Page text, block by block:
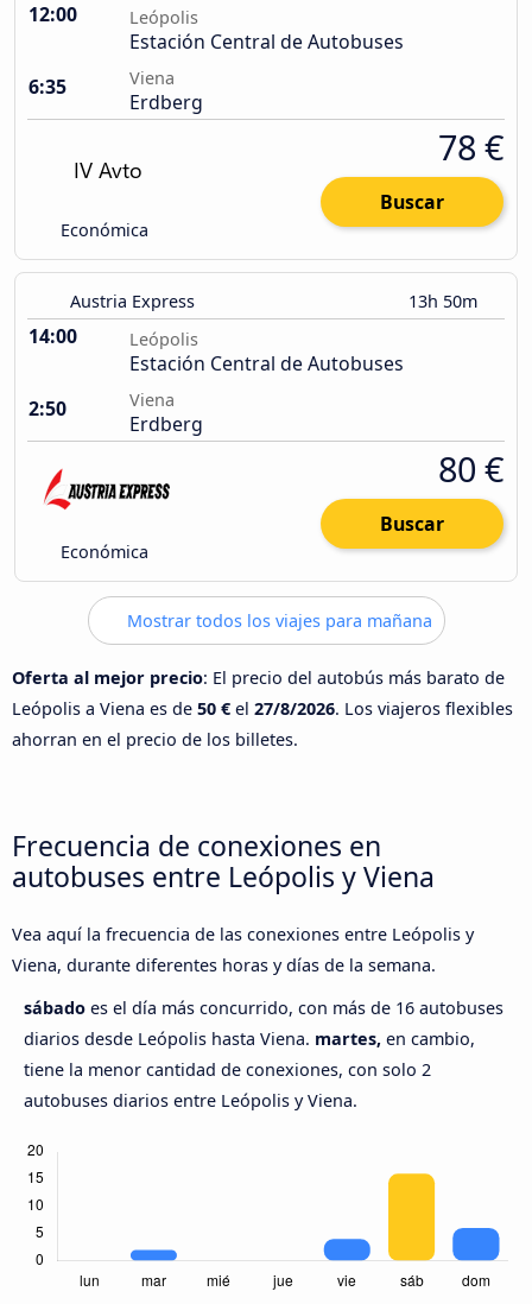
12:00 Leópolis
Estación Central de Autobuses
6:35
Viena
Erdberg
Económica
78 €
Buscar
Austria Express 13h 50m
14:00 Leópolis
Estación Central de Autobuses
2:50
Viena
Erdberg
Económica
80 €
Buscar
Mostrar todos los viajes para mañana
Oferta al mejor precio: El precio del autobús más barato de
Leópolis a Viena es de 50 € el 27/8/2026. Los viajeros flexibles
ahorran en el precio de los billetes.
Frecuencia de conexiones en
autobuses entre Leópolis y Viena
Vea aquí la frecuencia de las conexiones entre Leópolis y
Viena, durante diferentes horas y días de la semana.
sábado es el día más concurrido, con más de 16 autobuses
diarios desde Leópolis hasta Viena. martes, en cambio,
tiene la menor cantidad de conexiones, con solo 2
autobuses diarios entre Leópolis y Viena.